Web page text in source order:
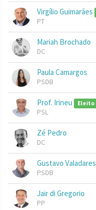
Virgílio Guimarães
PT
Mariah Brochado
DC
Paula Camargos
PSDB
Prof. Irineu Eleito
PSL
Zé Pedro
DC
Gustavo Valadares
PSDB
Jair di Gregorio
PP